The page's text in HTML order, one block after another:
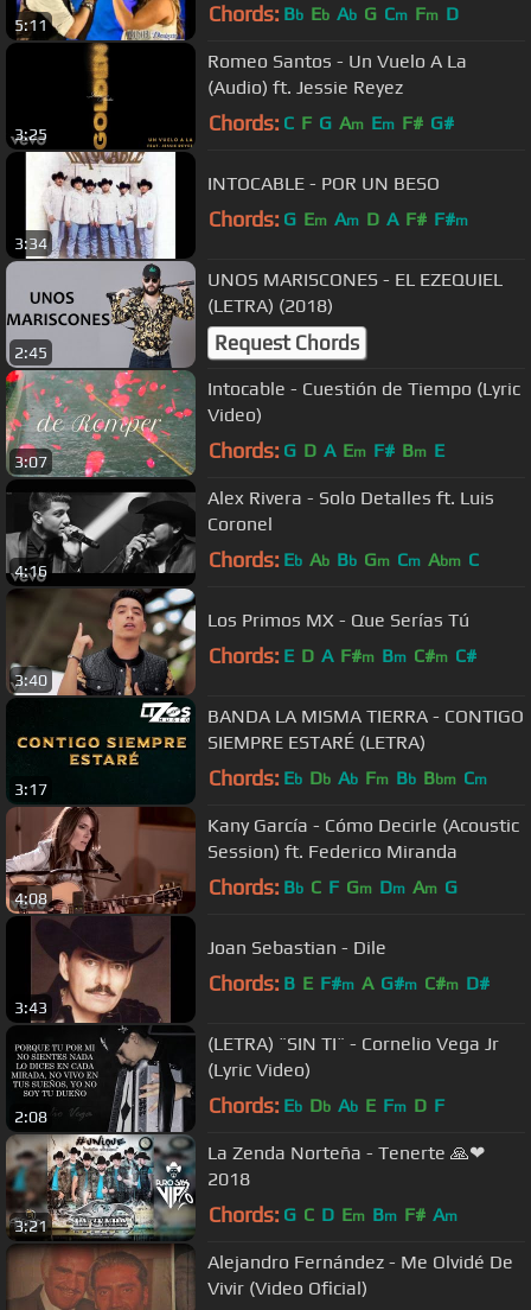
5:11 Chords: Bb Eb Ab G Cm Fm D
3:25
Romeo Santos - Un Vuelo A La
(Audio) ft. Jessie Reyez
Chords: C F G Am Em F# G#
3:34
INTOCABLE - POR UN BESO
Chords: G Em Am D A F# F#m
2:45
UNOS MARISCONES - EL EZEQUIEL
(LETRA) (2018)
Request Chords
3:07
Intocable - Cuestión de Tiempo (Lyric
Video)
Chords: G D A Em F# Bm E
4:16
Alex Rivera - Solo Detalles ft. Luis
Coronel
Chords: Eb Ab Bb Gm Cm Abm C
3:40
Los Primos MX - Que Serías Tú
Chords: E D A F#m Bm C#m C#
3:17
BANDA LA MISMA TIERRA - CONTIGO
SIEMPRE ESTARÉ (LETRA)
Chords: Eb Db Ab Fm Bb Bbm Cm
4:08
Kany García - Cómo Decirle (Acoustic
Session) ft. Federico Miranda
Chords: Bb C F Gm Dm Am G
3:43
Joan Sebastian - Dile
Chords: B E F#m A G#m C#m D#
2:08
(LETRA) ¨SIN TI¨ - Cornelio Vega Jr
(Lyric Video)
Chords: Eb Db Ab E Fm D F
3:21
La Zenda Norteña - Tenerte 🙏❤
2018
Chords: G C D Em Bm F# Am
Alejandro Fernández - Me Olvidé De
Vivir (Video Oficial)